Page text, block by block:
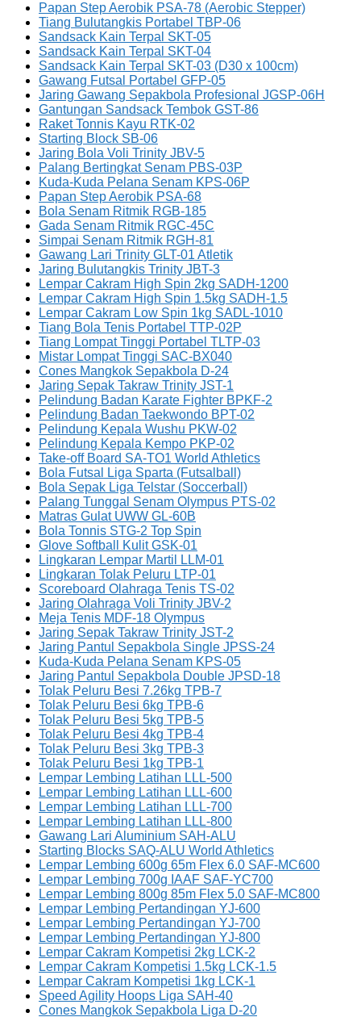
Papan Step Aerobik PSA-78 (Aerobic Stepper)
Tiang Bulutangkis Portabel TBP-06
Sandsack Kain Terpal SKT-05
Sandsack Kain Terpal SKT-04
Sandsack Kain Terpal SKT-03 (D30 x 100cm)
Gawang Futsal Portabel GFP-05
Jaring Gawang Sepakbola Profesional JGSP-06H
Gantungan Sandsack Tembok GST-86
Raket Tonnis Kayu RTK-02
Starting Block SB-06
Jaring Bola Voli Trinity JBV-5
Palang Bertingkat Senam PBS-03P
Kuda-Kuda Pelana Senam KPS-06P
Papan Step Aerobik PSA-68
Bola Senam Ritmik RGB-185
Gada Senam Ritmik RGC-45C
Simpai Senam Ritmik RGH-81
Gawang Lari Trinity GLT-01 Atletik
Jaring Bulutangkis Trinity JBT-3
Lempar Cakram High Spin 2kg SADH-1200
Lempar Cakram High Spin 1.5kg SADH-1.5
Lempar Cakram Low Spin 1kg SADL-1010
Tiang Bola Tenis Portabel TTP-02P
Tiang Lompat Tinggi Portabel TLTP-03
Mistar Lompat Tinggi SAC-BX040
Cones Mangkok Sepakbola D-24
Jaring Sepak Takraw Trinity JST-1
Pelindung Badan Karate Fighter BPKF-2
Pelindung Badan Taekwondo BPT-02
Pelindung Kepala Wushu PKW-02
Pelindung Kepala Kempo PKP-02
Take-off Board SA-TO1 World Athletics
Bola Futsal Liga Sparta (Futsalball)
Bola Sepak Liga Telstar (Soccerball)
Palang Tunggal Senam Olympus PTS-02
Matras Gulat UWW GL-60B
Bola Tonnis STG-2 Top Spin
Glove Softball Kulit GSK-01
Lingkaran Lempar Martil LLM-01
Lingkaran Tolak Peluru LTP-01
Scoreboard Olahraga Tenis TS-02
Jaring Olahraga Voli Trinity JBV-2
Meja Tenis MDF-18 Olympus
Jaring Sepak Takraw Trinity JST-2
Jaring Pantul Sepakbola Single JPSS-24
Kuda-Kuda Pelana Senam KPS-05
Jaring Pantul Sepakbola Double JPSD-18
Tolak Peluru Besi 7.26kg TPB-7
Tolak Peluru Besi 6kg TPB-6
Tolak Peluru Besi 5kg TPB-5
Tolak Peluru Besi 4kg TPB-4
Tolak Peluru Besi 3kg TPB-3
Tolak Peluru Besi 1kg TPB-1
Lempar Lembing Latihan LLL-500
Lempar Lembing Latihan LLL-600
Lempar Lembing Latihan LLL-700
Lempar Lembing Latihan LLL-800
Gawang Lari Aluminium SAH-ALU
Starting Blocks SAQ-ALU World Athletics
Lempar Lembing 600g 65m Flex 6.0 SAF-MC600
Lempar Lembing 700g IAAF SAF-YC700
Lempar Lembing 800g 85m Flex 5.0 SAF-MC800
Lempar Lembing Pertandingan YJ-600
Lempar Lembing Pertandingan YJ-700
Lempar Lembing Pertandingan YJ-800
Lempar Cakram Kompetisi 2kg LCK-2
Lempar Cakram Kompetisi 1.5kg LCK-1.5
Lempar Cakram Kompetisi 1kg LCK-1
Speed Agility Hoops Liga SAH-40
Cones Mangkok Sepakbola Liga D-20